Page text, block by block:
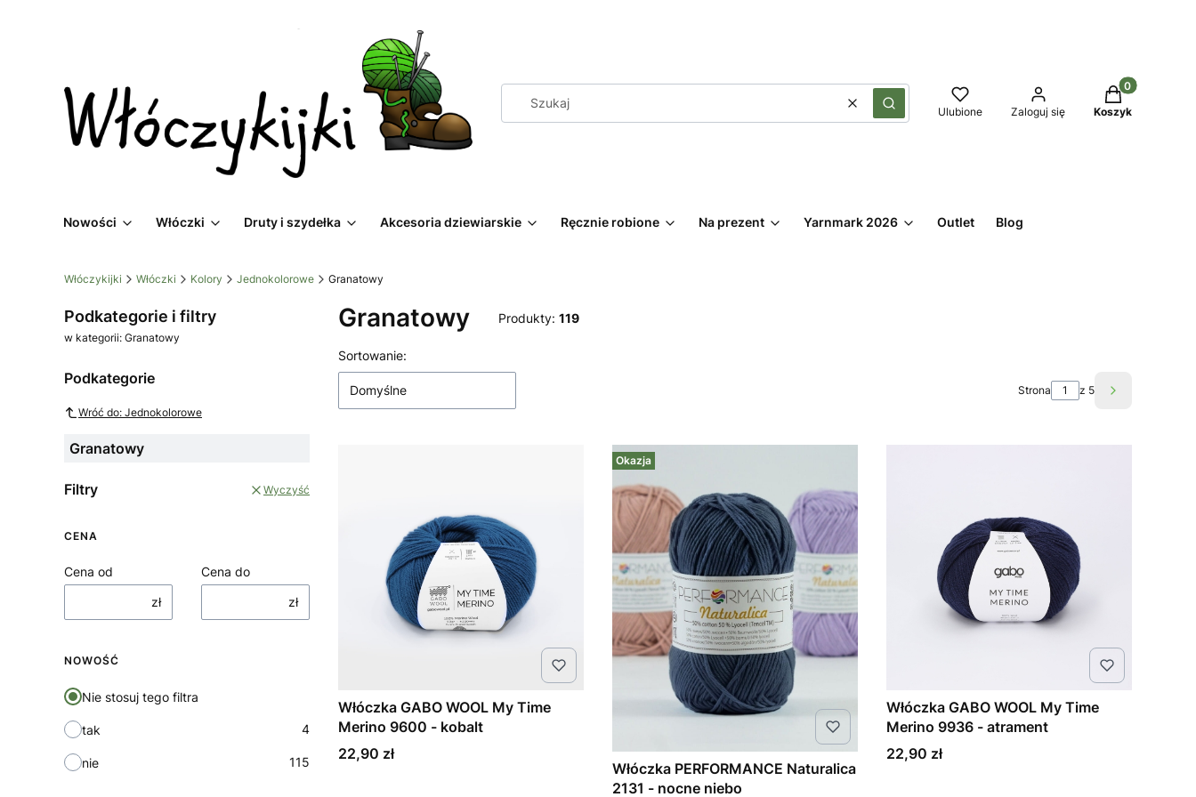
WyczyśćSzukaj Ulubione Zaloguj się
Produkty w
Koszyk
Nowości Włóczki Druty i szydełka Akcesoria dziewiarskie Ręcznie robione Na prezent Yarnmark 2026 Outlet Blog
Włóczykijki Włóczki Kolory Jednokolorowe Granatowy
Podkategorie i filtry
w kategorii: Granatowy
Podkategorie
Wróć do: Jednokolorowe
Granatowy
Filtry Wyczyść
CENA
Cena od
zł
Cena do
zł
NOWOŚĆ
Nie stosuj tego filtra
tak 4
nie 115
Granatowy Produkty: 119
Lista produktów
Sortowanie:
Domyślne Strona z 5 Następne
Włóczka GABO WOOL My Time
Merino 9600 - kobalt
Cena
22,90 zł
Okazja
Włóczka PERFORMANCE Naturalica
2131 - nocne niebo
Włóczka GABO WOOL My Time
Merino 9936 - atrament
Cena
22,90 zł